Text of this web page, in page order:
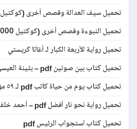
تحميل سيف العدالة وقصص أخرى (كوكتيل 2000 #2) نبيل فاروق
تحميل النبوءة وقصص أخرى (كوكتيل 2000 #1) نبيل فاروق
تحميل رواية الأربعة الكبار لـ أغاثا كريستي
تحميل كتاب بين صوتين pdf – بثينة العيسى
تحميل كتاب يوم من حياة كاتب pdf لـ ٥٩ مؤلف
تحميل رواية نحو نار أفضل pdf – أحمد خلف
تحميل كتاب استجواب الرئيس pdf